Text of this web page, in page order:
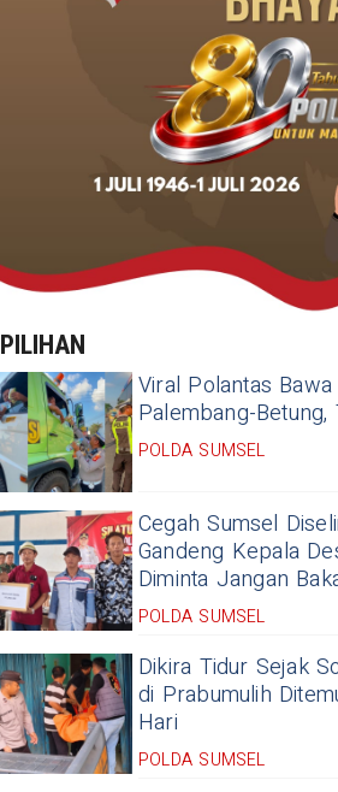
PILIHAN
Viral Polantas
Palembang-
POLDA SUMSEL
Cegah Sumsel
Gandeng Kepala
Diminta Jangan
POLDA SUMSEL
Dikira Tidur Sejak
di Prabumulih
Hari
POLDA SUMSEL